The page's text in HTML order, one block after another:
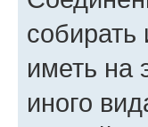
иметь на
иного